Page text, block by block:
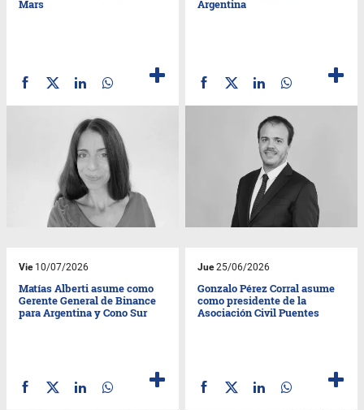
Mars
Argentina
Vie10/07/2026
Matías Alberti asume como
Gerente General de Binance
para Argentina y Cono Sur
Jue25/06/2026
Gonzalo Pérez Corral asume
como presidente de la
Asociación Civil Puentes